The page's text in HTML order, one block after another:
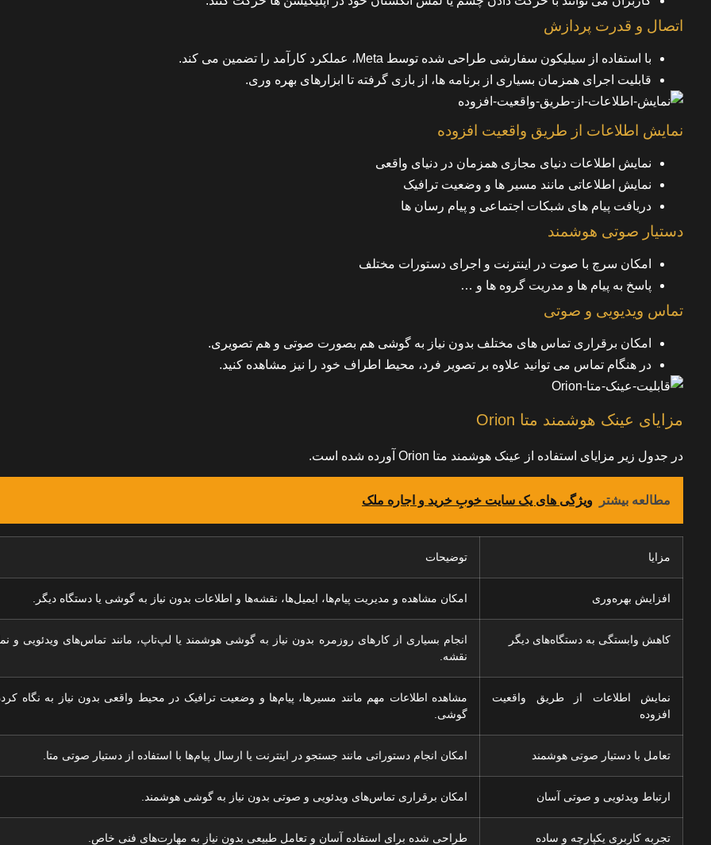
اتصال و قدرت پردازش
با استفاده از سیلیکون سفارشی طراحی شده توسط Meta، عملکرد کارآمد را تضمین می کند.
قابلیت اجرای همزمان بسیاری از برنامه ها، از بازی گرفته تا ابزارهای بهره وری.
نمایش اطلاعات از طریق واقعیت افزوده
نمایش اطلاعات دنیای مجازی همزمان در دنیای واقعی
نمایش اطلاعاتی مانند مسیر ها و وضعیت ترافیک
دریافت پیام های شبکات اجتماعی و پیام رسان ها
دستیار صوتی هوشمند
امکان سرچ با صوت در اینترنت و اجرای دستورات مختلف
پاسخ به پیام ها و مدریت گروه ها و …
تماس ویدیویی و صوتی
امکان برقراری تماس های مختلف بدون نیاز به گوشی هم بصورت صوتی و هم تصویری.
در هنگام تماس می توانید علاوه بر تصویر فرد، محیط اطراف خود را نیز مشاهده کنید.
مزایای عینک هوشمند متا Orion
در جدول زیر مزایای استفاده از عینک هوشمند متا Orion آورده شده است.
مطالعه بیشتر ویژگی های یک سایت خوبِ خرید و اجاره ملک
مزایا توضیحات
افزایش بهره‌وری امکان مشاهده و مدیریت پیام‌ها، ایمیل‌ها، نقشه‌ها و اطلاعات بدون نیاز به گوشی یا دستگاه دیگر.
کاهش وابستگی به دستگاه‌های دیگر
انجام بسیاری از کارهای روزمره بدون نیاز به گوشی هوشمند یا لپ‌تاپ، مانند تماس‌های ویدئویی و
نقشه.
نمایش اطلاعات از طریق واقعیت
افزوده
مشاهده اطلاعات مهم مانند مسیرها، پیام‌ها و وضعیت ترافیک در محیط واقعی بدون نیاز به نگاه
گوشی.
تعامل با دستیار صوتی هوشمند امکان انجام دستوراتی مانند جستجو در اینترنت یا ارسال پیام‌ها با استفاده از دستیار صوتی متا.
ارتباط ویدئویی و صوتی آسان امکان برقراری تماس‌های ویدئویی و صوتی بدون نیاز به گوشی هوشمند.
تجربه کاربری یکپارچه و ساده طراحی شده برای استفاده آسان و تعامل طبیعی بدون نیاز به مهارت‌های فنی خاص.